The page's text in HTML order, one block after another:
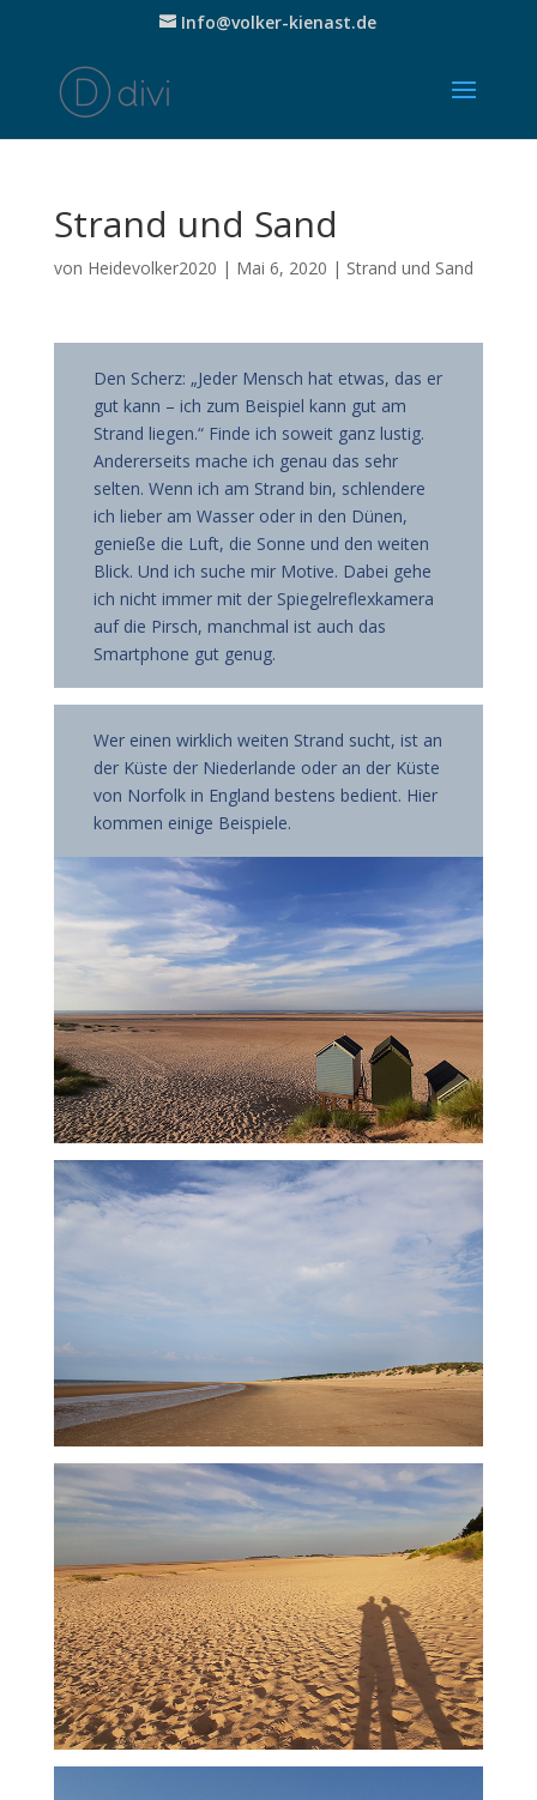
Info@volker-kienast.de
Strand und Sand
von Heidevolker2020 | Mai 6, 2020 | Strand und Sand
Den Scherz: „Jeder Mensch hat etwas, das er
gut kann – ich zum Beispiel kann gut am
Strand liegen.“ Finde ich soweit ganz lustig.
Andererseits mache ich genau das sehr
selten. Wenn ich am Strand bin, schlendere
ich lieber am Wasser oder in den Dünen,
genieße die Luft, die Sonne und den weiten
Blick. Und ich suche mir Motive. Dabei gehe
ich nicht immer mit der Spiegelreflexkamera
auf die Pirsch, manchmal ist auch das
Smartphone gut genug.
Wer einen wirklich weiten Strand sucht, ist an
der Küste der Niederlande oder an der Küste
von Norfolk in England bestens bedient. Hier
kommen einige Beispiele.